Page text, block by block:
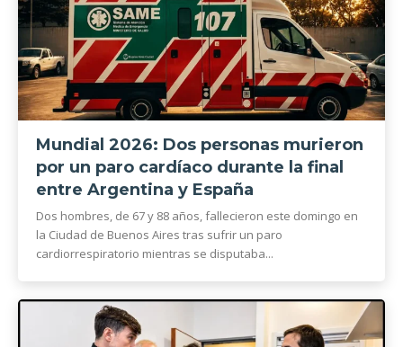
Mundial 2026: Dos personas murieron
por un paro cardíaco durante la final
entre Argentina y España
Dos hombres, de 67 y 88 años, fallecieron este domingo en
la Ciudad de Buenos Aires tras sufrir un paro
cardiorrespiratorio mientras se disputaba...